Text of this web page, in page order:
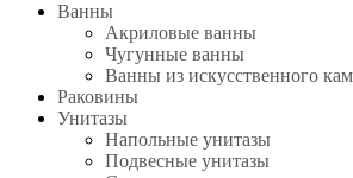
Ванны
Акриловые ванны
Чугунные ванны
Ванны из искусственного
Раковины
Унитазы
Напольные унитазы
Подвесные унитазы